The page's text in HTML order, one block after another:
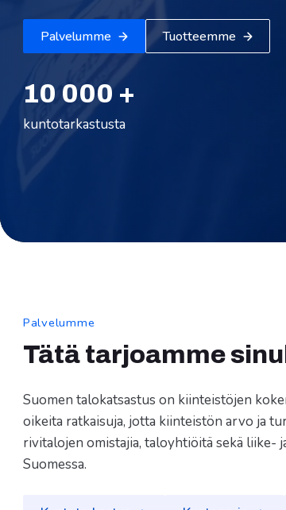
Palvelumme Tuotteemme
10 000 +
kuntotarkastusta
Palvelumme
Tätä tarjoamme
Suomen talokatsastus on kiinteistöjen
oikeita ratkaisuja, jotta kiinteistön arvo ja
rivitalojen omistajia, taloyhtiöitä sekä liike-
Suomessa.